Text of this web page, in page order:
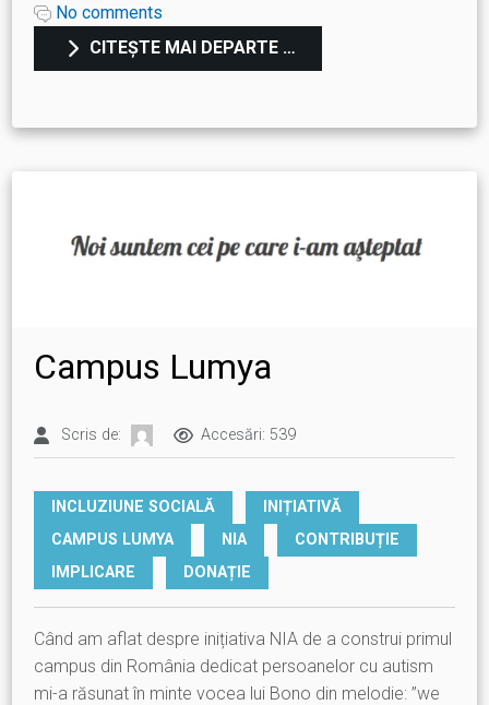
No comments
CITEȘTE MAI DEPARTE …
Campus Lumya
Scris de: Accesări: 539
INCLUZIUNE SOCIALĂ
INIȚIATIVĂ
CAMPUS LUMYA
NIA
CONTRIBUȚIE
IMPLICARE
DONAȚIE
Când am aflat despre inițiativa NIA de a construi primul
campus din România dedicat persoanelor cu autism
mi-a răsunat în minte vocea lui Bono din melodie: ”we